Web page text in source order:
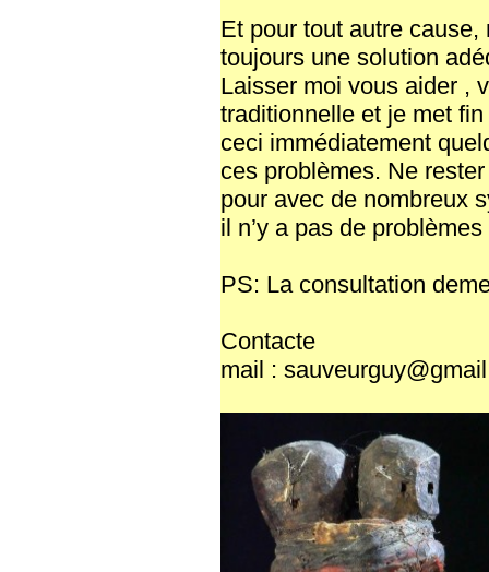
Et pour tout autre cause,
toujours une solution
Laisser moi vous aider ,
traditionnelle et je met
ceci immédiatement
ces problèmes. Ne
pour avec de nombreux
il n’y a pas de
PS: La consultation
Contacte
mail :